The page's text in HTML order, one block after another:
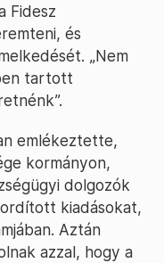
Fidesz
és
„Nem
tartott
emlékeztette,
kormányon,
dolgozók
kiadásokat,
Aztán
azzal, hogy a